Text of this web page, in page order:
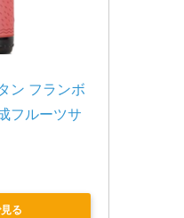
ン フランボ
フルーツサ
る